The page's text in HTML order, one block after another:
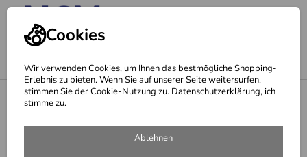
Cookies
Wir verwenden Cookies, um Ihnen das bestmögliche Shopping-
Erlebnis zu bieten. Wenn Sie auf unserer Seite weitersurfen,
stimmen Sie der Cookie-Nutzung zu. Datenschutzerklärung, ich
stimme zu.
Ablehnen
Gesichtswasser & Hydrolate